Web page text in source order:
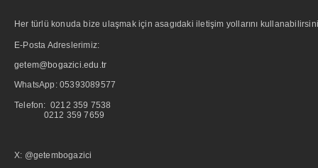
Her türlü konuda bize ulaşmak için asagıdaki iletişim yollarını
E-Posta Adreslerimiz:
getem@bogazici.edu.tr
WhatsApp: 05393089577
Telefon: 0212 359 7538
0212 359 7659
X: @getembogazici